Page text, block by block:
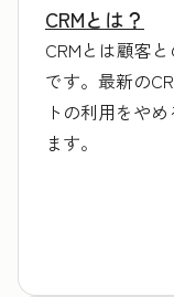
CRMとは？
CRMとは顧客
です。最新の
トの利用をや
ます。